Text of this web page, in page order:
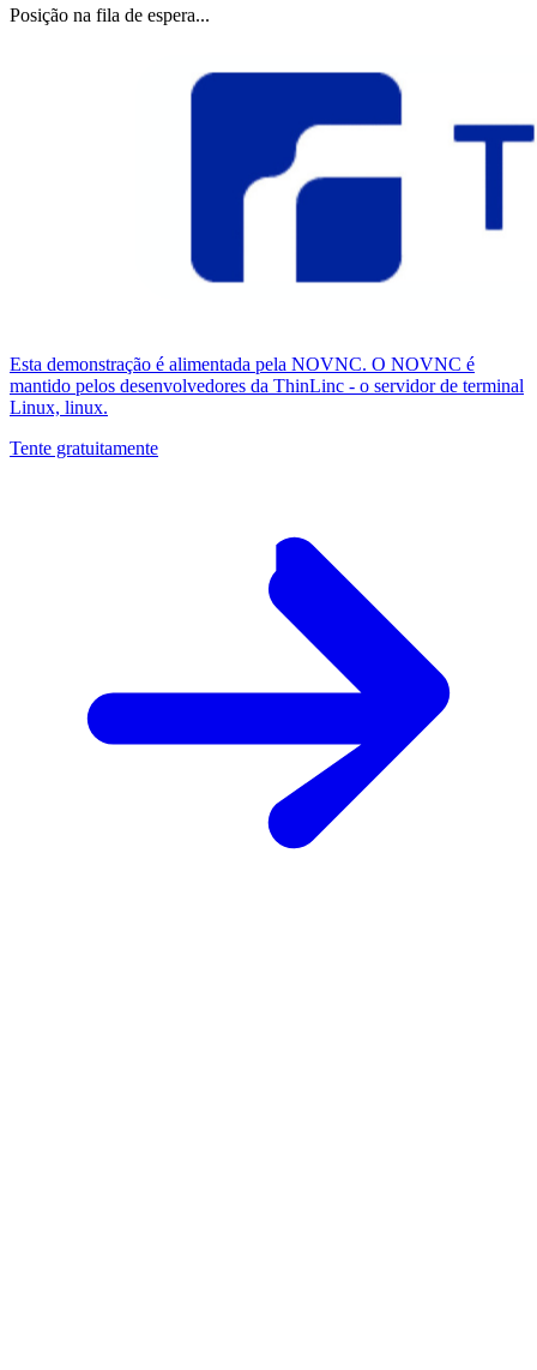
Posição na fila de espera...
Esta demonstração é alimentada pela NOVNC. O NOVNC é
mantido pelos desenvolvedores da ThinLinc - o servidor de terminal
Linux, linux.
Tente gratuitamente